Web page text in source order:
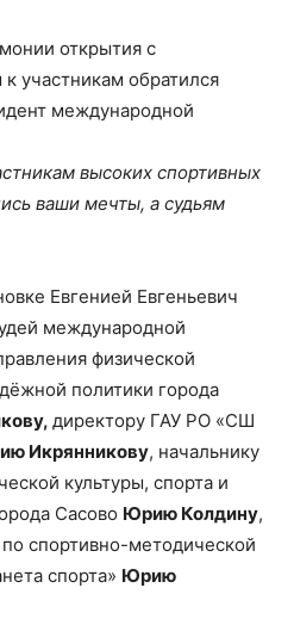
открытия с
участникам обратился
международной
высоких спортивных
ваши мечты, а судьям
Евгенией Евгеньевич
международной
физической
политики города
директору ГАУ РО «СШ
Икрянникову, начальнику
культуры, спорта и
Сасово Юрию Колдину,
спортивно-методической
спорта» Юрию